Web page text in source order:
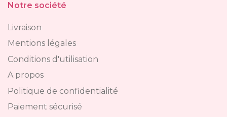
Notre société
Livraison
Mentions légales
Conditions d'utilisation
A propos
Politique de confidentialité
Paiement sécurisé